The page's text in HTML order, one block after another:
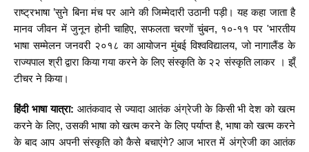
राष्ट्रभाषा ’सुने बिना मंच पर आने की जिम्मेदारी उठानी पड़ी। यह कहा जाता है
मानव जीवन में जुनून होनी चाहिए, सफलता चरणों चुंबन, १०-११ पर 'भारतीय
भाषा सम्मेलन जनवरी २०१८ का आयोजन मुंबई विश्वविद्यालय, जो नागालैंड के
राज्यपाल श्री द्वारा किया गया करने के लिए संस्कृति के २२ संस्कृति लाकर । झ्ँ
टीचर ने किया।
हिंदी भाषा यात्रा: आतंकवाद से ज्यादा आतंक अंग्रेजी के किसी भी देश को खत्म
करने के लिए, उसकी भाषा को खत्म करने के लिए पर्याप्त है, भाषा को खत्म करने
के बाद आप अपनी संस्कृति को कैसे बचाएंगे? आज भारत में अंग्रेजी का आतंक